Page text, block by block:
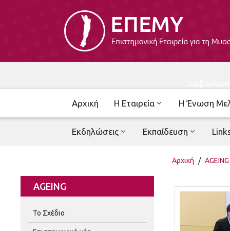
Αρχική Η Εταιρεία Η Ένωση
Εκδηλώσεις Εκπαίδευση
Αρχική / AGEING
AGEING
Το Σχέδιο